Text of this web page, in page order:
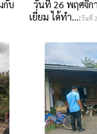
กับ
วันที่ 26 พฤศจิก
เยี่ยม ได้ทำ...[วันที่